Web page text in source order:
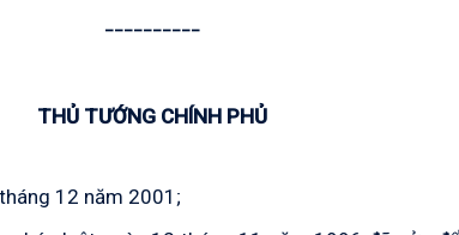
THỦ TƯỚNG CHÍNH PHỦ
12 năm 2001;